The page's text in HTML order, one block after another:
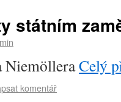
státním
NiemölleraCelý
komentář